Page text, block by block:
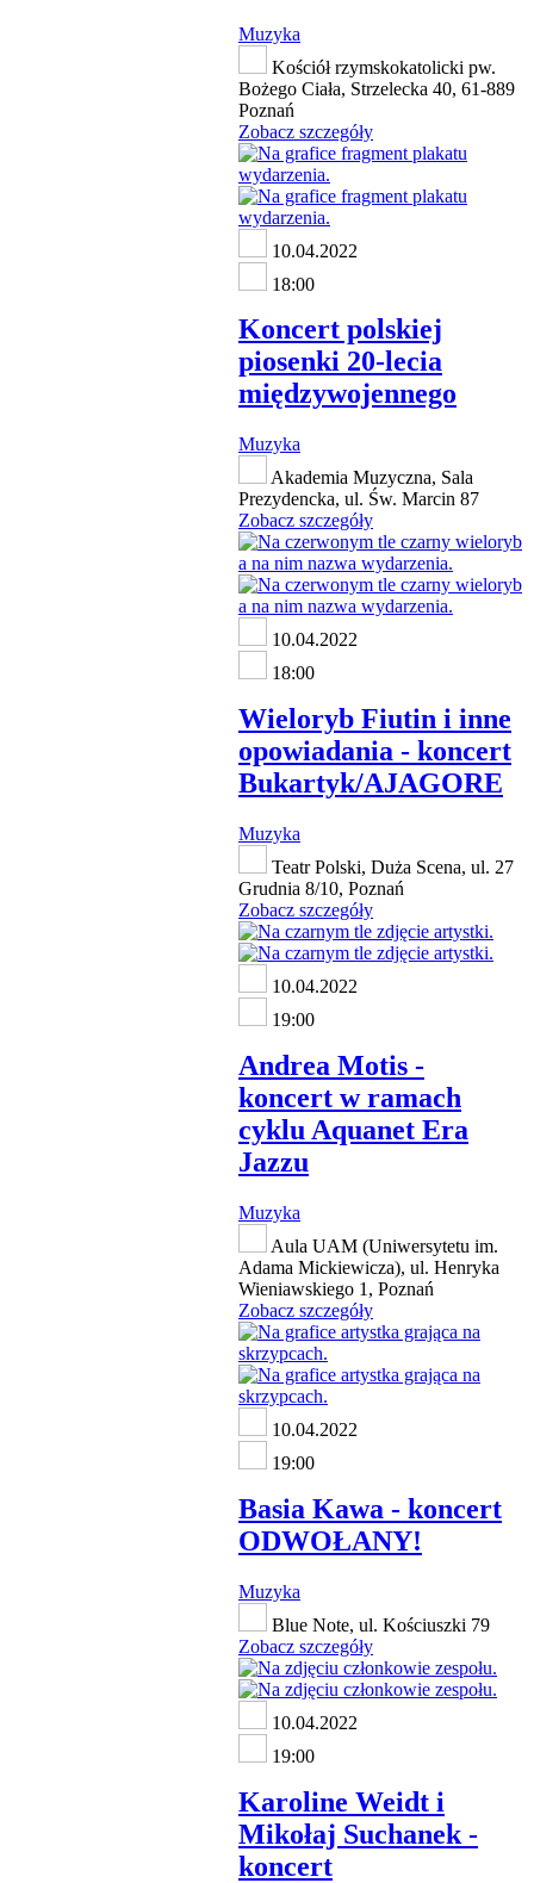
Muzyka
Kościół rzymskokatolicki pw.
Bożego Ciała, Strzelecka 40, 61-889
Poznań
Zobacz szczegóły
10.04.2022
18:00
Koncert polskiej
piosenki 20-lecia
międzywojennego
Muzyka
Akademia Muzyczna, Sala
Prezydencka, ul. Św. Marcin 87
Zobacz szczegóły
10.04.2022
18:00
Wieloryb Fiutin i inne
opowiadania - koncert
Bukartyk/AJAGORE
Muzyka
Teatr Polski, Duża Scena, ul. 27
Grudnia 8/10, Poznań
Zobacz szczegóły
10.04.2022
19:00
Andrea Motis -
koncert w ramach
cyklu Aquanet Era
Jazzu
Muzyka
Aula UAM (Uniwersytetu im.
Adama Mickiewicza), ul. Henryka
Wieniawskiego 1, Poznań
Zobacz szczegóły
10.04.2022
19:00
Basia Kawa - koncert
ODWOŁANY!
Muzyka
Blue Note, ul. Kościuszki 79
Zobacz szczegóły
10.04.2022
19:00
Karoline Weidt i
Mikołaj Suchanek -
koncert